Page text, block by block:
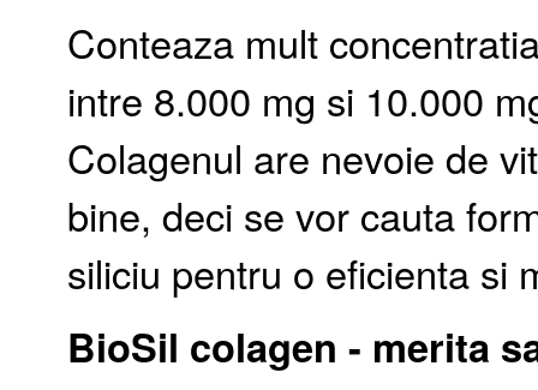
Conteaza mult
intre 8.000 mg si 10.000
Colagenul are nevoie de
bine, deci se vor cauta
siliciu pentru o eficienta si
BioSil colagen - merita